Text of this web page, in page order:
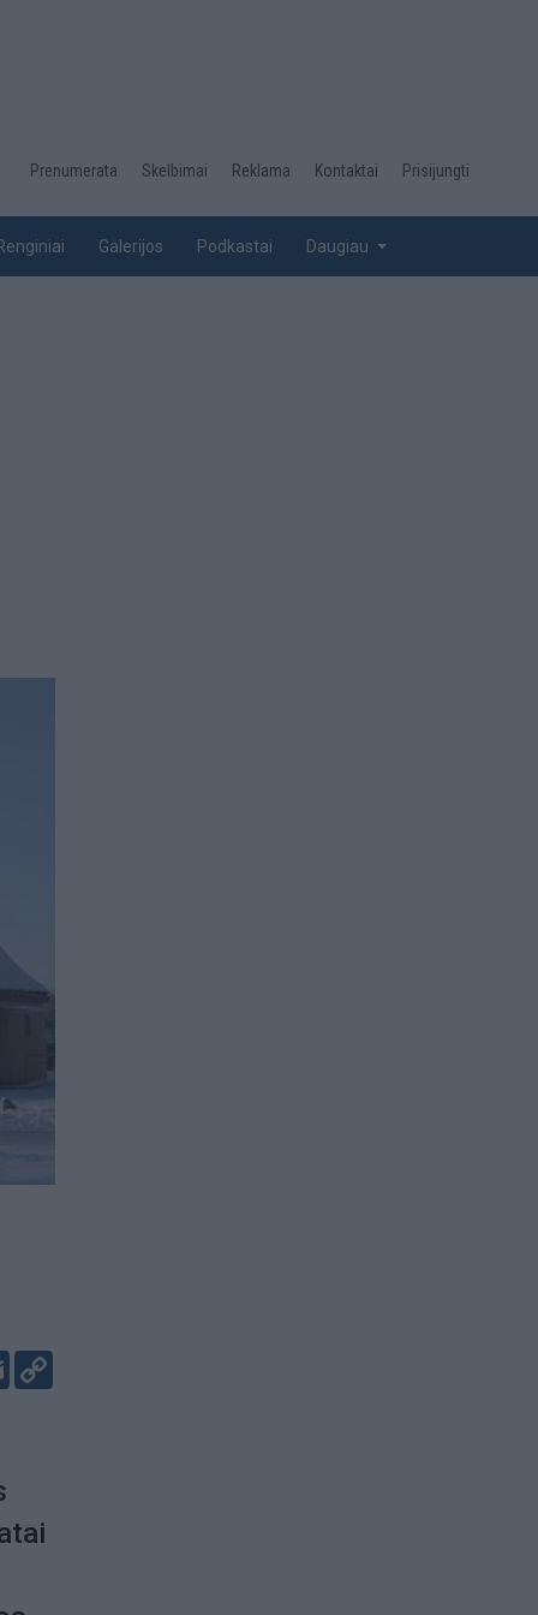
Desktop
top
Prenumerata Skelbimai Reklama Kontaktai Prisijungti
Galerijos Podkastai Daugiau
Email